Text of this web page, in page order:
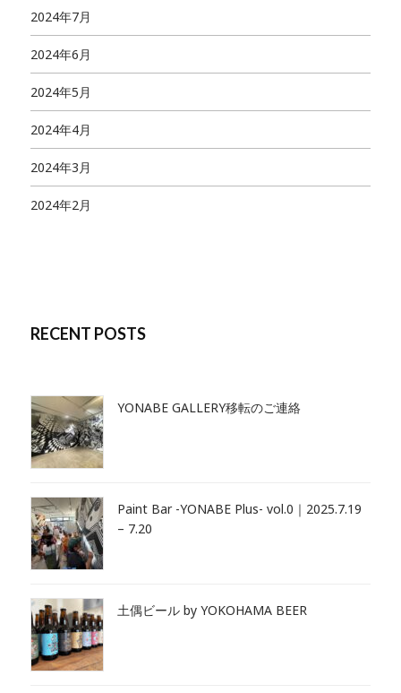
2024年7月
2024年6月
2024年5月
2024年4月
2024年3月
2024年2月
RECENT POSTS
YONABE GALLERY移転のご連絡
Paint Bar -YONABE Plus- vol.0｜2025.7.19
– 7.20
土偶ビール by YOKOHAMA BEER